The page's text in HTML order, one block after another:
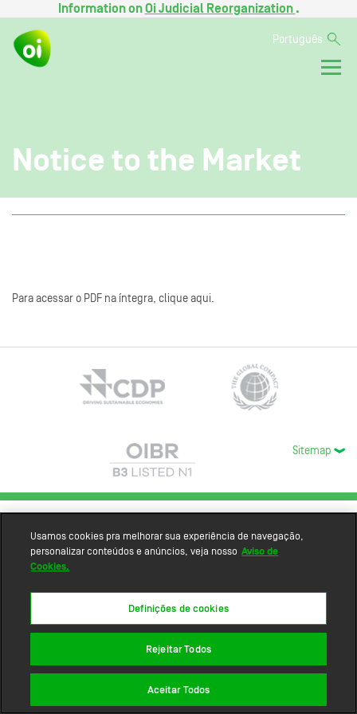
Information onOi Judicial Reorganization .
Português
Notice to the Market
Para acessar o PDF na íntegra, clique aqui.
Sitemap
Usamos cookies pra melhorar sua experiência de navegação,
personalizar conteúdos e anúncios, veja nosso Aviso de
Cookies.
Definições de cookies
Rejeitar Todos
Aceitar Todos